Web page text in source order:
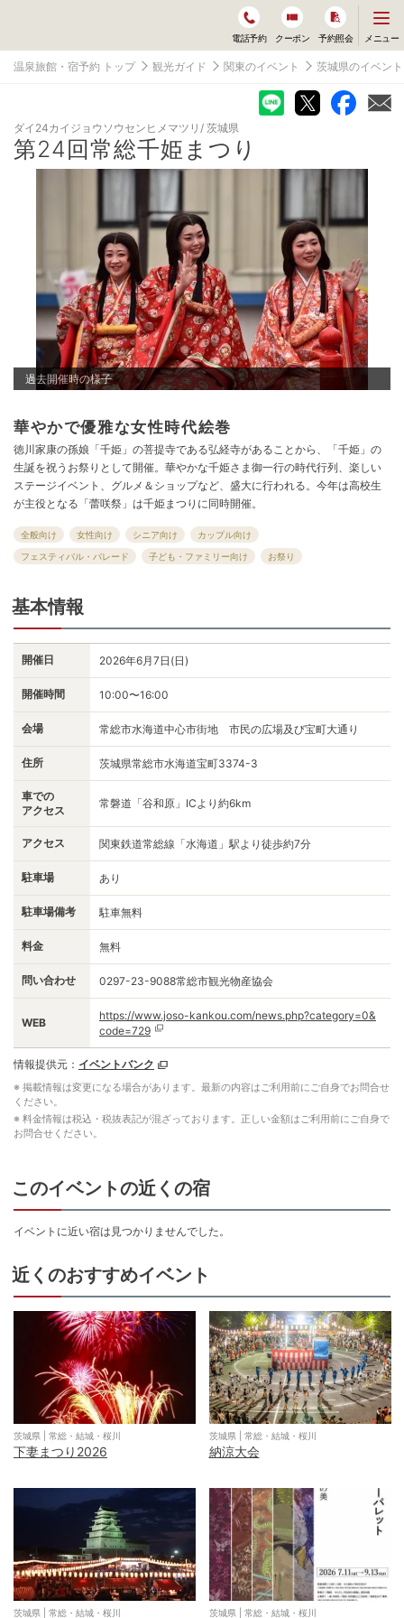
電話予約 クーポン 予約照会
ニ
ー
開
く
メニュー
温泉旅館・宿予約 トップ 観光ガイド 関東のイベント 茨城県のイベント
ダイ24カイジョウソウセンヒメマツリ 茨城県
第24回常総千姫まつり
過去開催時の様子
華やかで優雅な女性時代絵巻
徳川家康の孫娘「千姫」の菩提寺である弘経寺があることから、「千姫」の
生誕を祝うお祭りとして開催。華やかな千姫さま御一行の時代行列、楽しい
ステージイベント、グルメ＆ショップなど、盛大に行われる。今年は高校生
が主役となる「蕾咲祭」は千姫まつりに同時開催。
全般向け 女性向け シニア向け
カップル向け
フェスティバル・パレード
子ども・ファミリー向け お祭り
基本情報
開催日 2026年6月7日(日)
開催時間 10:00〜16:00
会場 常総市水海道中心市街地 市民の広場及び宝町大通り
住所 茨城県常総市水海道宝町3374-3
車での
アクセス
常磐道「谷和原」ICより約6km
アクセス 関東鉄道常総線「水海道」駅より徒歩約7分
駐車場 あり
駐車場備考 駐車無料
料金 無料
問い合わせ 0297-23-9088常総市観光物産協会
WEB
https://www.joso-kankou.com/news.php?category=0&
code=729
情報提供元： イベントバンク
※ 掲載情報は変更になる場合があります。最新の内容はご利用前にご自身でお問合せ
ください。
※ 料金情報は税込・税抜表記が混ざっております。正しい金額はご利用前にご自身で
お問合せください。
このイベントの近くの宿
イベントに近い宿は見つかりませんでした。
近くのおすすめイベント
茨城県 常総・結城・桜川
下妻まつり2026
茨城県| 常総・結城・桜川
納涼大会
茨城県 常総・結城・桜川 茨城県| 常総・結城・桜川